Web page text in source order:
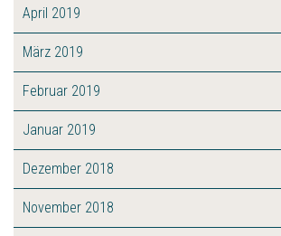
April 2019
März 2019
Februar 2019
Januar 2019
Dezember 2018
November 2018